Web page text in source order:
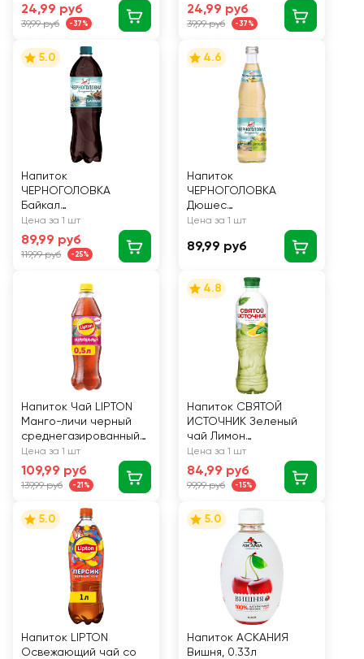
24,99 руб
39,99 руб -37%
24,99 руб
39,99 руб -37%
5.0
Напиток
ЧЕРНОГОЛОВКА
Байкал
сильногазированный,
1л
Цена за 1 шт
89,99 руб
119,99 руб -25%
4.6
Напиток
ЧЕРНОГОЛОВКА
Дюшес
сильногазированный,
Цена за 1 шт
89,99 руб
Напиток Чай LIPTON
Манго-личи черный
среднегазированный
п/б 0,5л.
Цена за 1 шт
109,99 руб
139,99 руб -21%
4.8
Напиток СВЯТОЙ
ИСТОЧНИК Зеленый
чай Лимон
негазированный, 0.5л
Цена за 1 шт
84,99 руб
99,99 руб -15%
5.0
Напиток LIPTON
Освежающий чай со
5.0
Напиток АСКАНИЯ
Вишня, 0.33л